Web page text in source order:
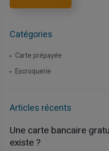
Catégories
Carte prépayée
Escroquerie
Articles récents
Une carte bancaire
existe ?